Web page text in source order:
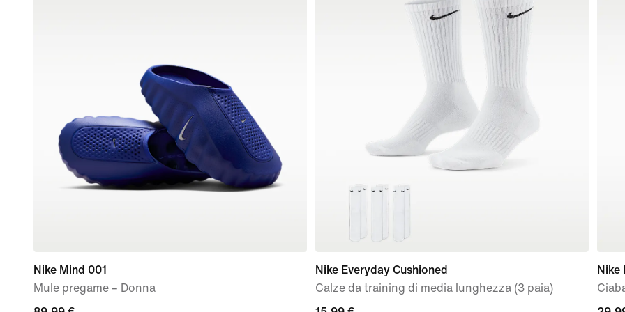
Nike Mind 001
Mule pregame – Donna
Nike Everyday Cushioned
Calze da training di media lunghezza (3 paia)
Nike